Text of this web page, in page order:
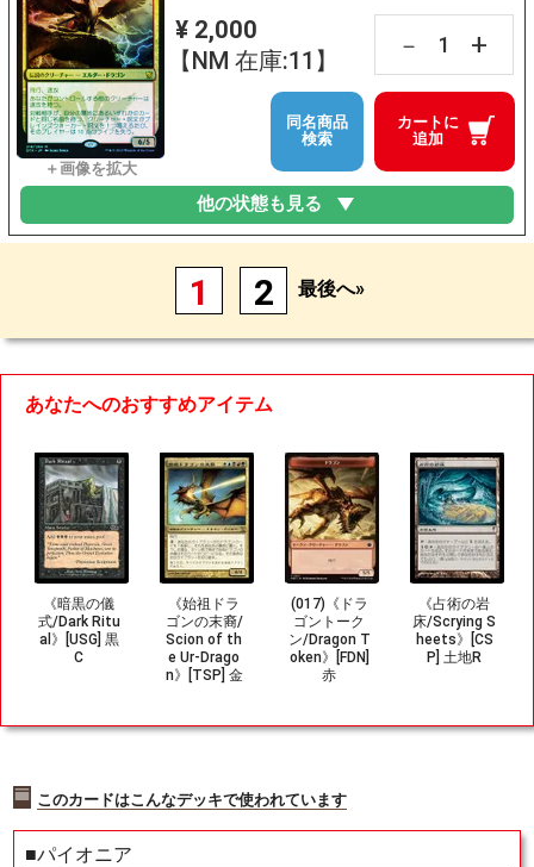
¥ 2,000
【NM 在庫:11】
－ +
カートに
追加
同名商品
検索
他の状態も見る
1 2 最後へ»
あなたへのおすすめアイテム
《暗黒の儀
式/Dark Ritu
al》[USG] 黒
C
《始祖ドラ
ゴンの末裔/
Scion of th
e Ur-Drago
n》[TSP] 金
(017)《ドラ
ゴントーク
ン/Dragon T
oken》[FDN]
赤
《占術の岩
床/Scrying S
heets》[CS
P] 土地R
このカードはこんなデッキで使われています
■パイオニア